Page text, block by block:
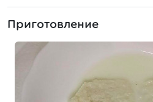
Приготовление